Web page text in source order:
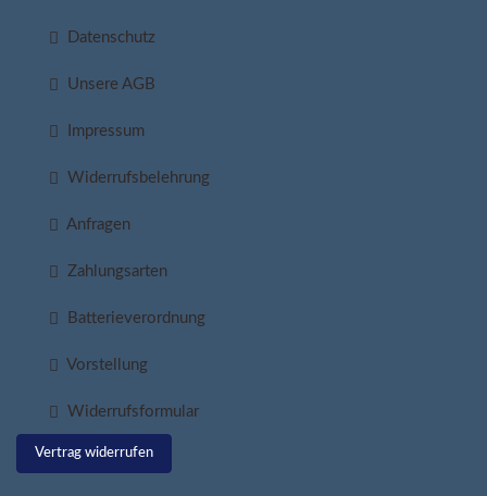
Datenschutz
Unsere AGB
Impressum
Widerrufsbelehrung
Anfragen
Zahlungsarten
Batterieverordnung
Vorstellung
Widerrufsformular
Vertrag widerrufen